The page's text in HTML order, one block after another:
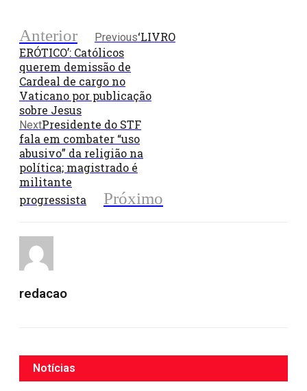
Anterior Previous‘LIVRO
ERÓTICO’: Católicos
querem demissão de
Cardeal de cargo no
Vaticano por publicação
sobre Jesus
NextPresidente do STF
fala em combater “uso
abusivo” da religião na
política; magistrado é
militante
progressista
Próximo
redacao
Notícias